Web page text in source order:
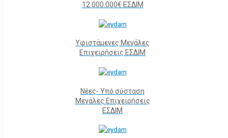
12.000.000€ ΕΣΔΙΜ
Υφιστάμενες Μεγάλες
Επιχειρήσεις ΕΣΔΙΜ
Νέες- Υπό σύσταση
Μεγάλες Επιχειρήσεις
ΕΣΔΙΜ